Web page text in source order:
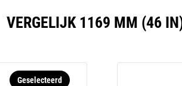
VERGELIJK 1169 MM (46
Geselecteerd